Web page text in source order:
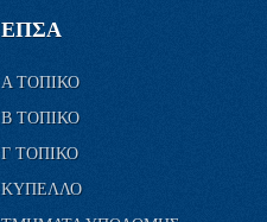
ΕΠΣΑ
Α ΤΟΠΙΚΟ
Β ΤΟΠΙΚΟ
Γ ΤΟΠΙΚΟ
ΚΥΠΕΛΛΟ